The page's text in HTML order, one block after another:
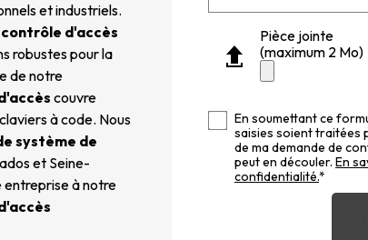
et industriels.
d'accès
robustes pour la
de notre
couvre
à code. Nous
système de
et Seine-
entreprise à notre
Pièce jointe
(maximum 2 Mo)
En soumettant ce
saisies soient traitées
de ma demande de
peut en découler. En
confidentialité.*